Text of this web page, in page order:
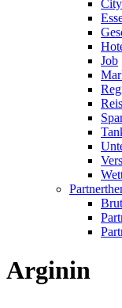
City
Job
Arginin